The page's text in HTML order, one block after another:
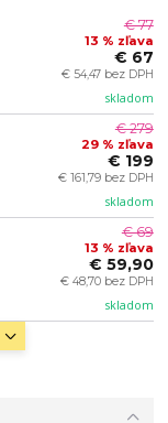
skladom
€ 77
13 % zľava
€ 67
€ 54,47 bez DPH
skladom
€ 279
29 % zľava
€ 199
€ 161,79 bez DPH
skladom
€ 69
13 % zľava
€ 59,90
€ 48,70 bez DPH